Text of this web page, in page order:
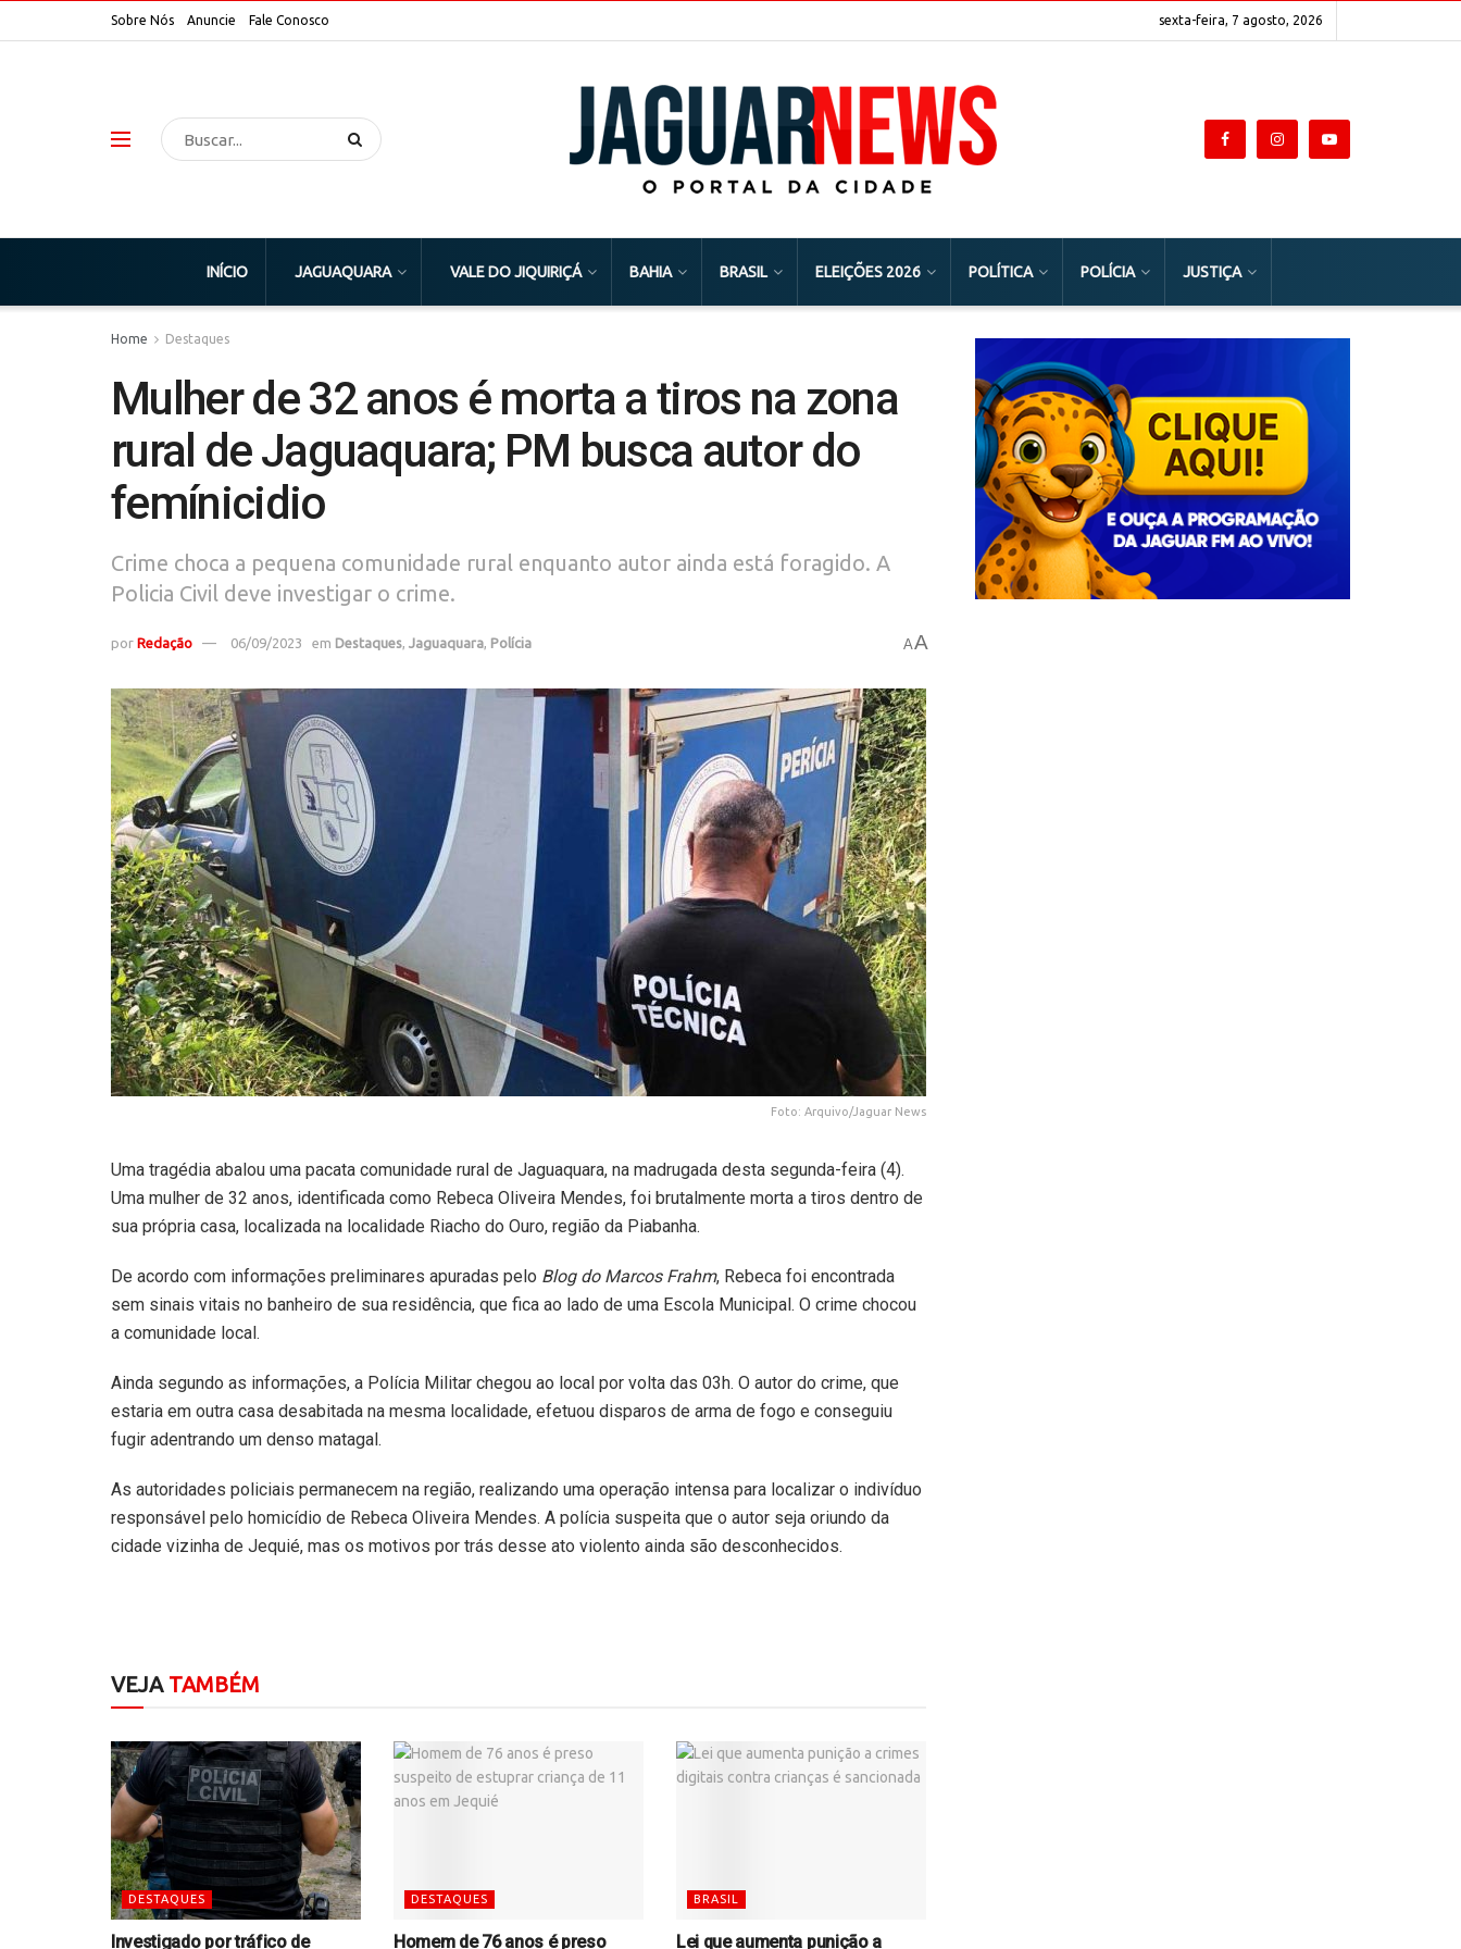
Sobre Nós Anuncie Fale Conosco sexta-feira, 7 agosto, 2026
INÍCIO JAGUAQUARA VALE DO JIQUIRIÇÁ BAHIA BRASIL ELEIÇÕES 2026 POLÍTICA POLÍCIA JUSTIÇA
Home Destaques
Mulher de 32 anos é morta a tiros na zona
rural de Jaguaquara; PM busca autor do
femínicidio
Crime choca a pequena comunidade rural enquanto autor ainda está foragido. A
Policia Civil deve investigar o crime.
por Redação 06/09/2023 em Destaques, Jaguaquara, Polícia AA
Foto: Arquivo/Jaguar News
Uma tragédia abalou uma pacata comunidade rural de Jaguaquara, na madrugada desta segunda-feira (4).
Uma mulher de 32 anos, identificada como Rebeca Oliveira Mendes, foi brutalmente morta a tiros dentro de
sua própria casa, localizada na localidade Riacho do Ouro, região da Piabanha.
De acordo com informações preliminares apuradas pelo Blog do Marcos Frahm, Rebeca foi encontrada
sem sinais vitais no banheiro de sua residência, que fica ao lado de uma Escola Municipal. O crime chocou
a comunidade local.
Ainda segundo as informações, a Polícia Militar chegou ao local por volta das 03h. O autor do crime, que
estaria em outra casa desabitada na mesma localidade, efetuou disparos de arma de fogo e conseguiu
fugir adentrando um denso matagal.
As autoridades policiais permanecem na região, realizando uma operação intensa para localizar o indivíduo
responsável pelo homicídio de Rebeca Oliveira Mendes. A polícia suspeita que o autor seja oriundo da
cidade vizinha de Jequié, mas os motivos por trás desse ato violento ainda são desconhecidos.
VEJATAMBÉM
DESTAQUES
Investigado por tráfico de
DESTAQUES
Homem de 76 anos é preso
BRASIL
Lei que aumenta punição a